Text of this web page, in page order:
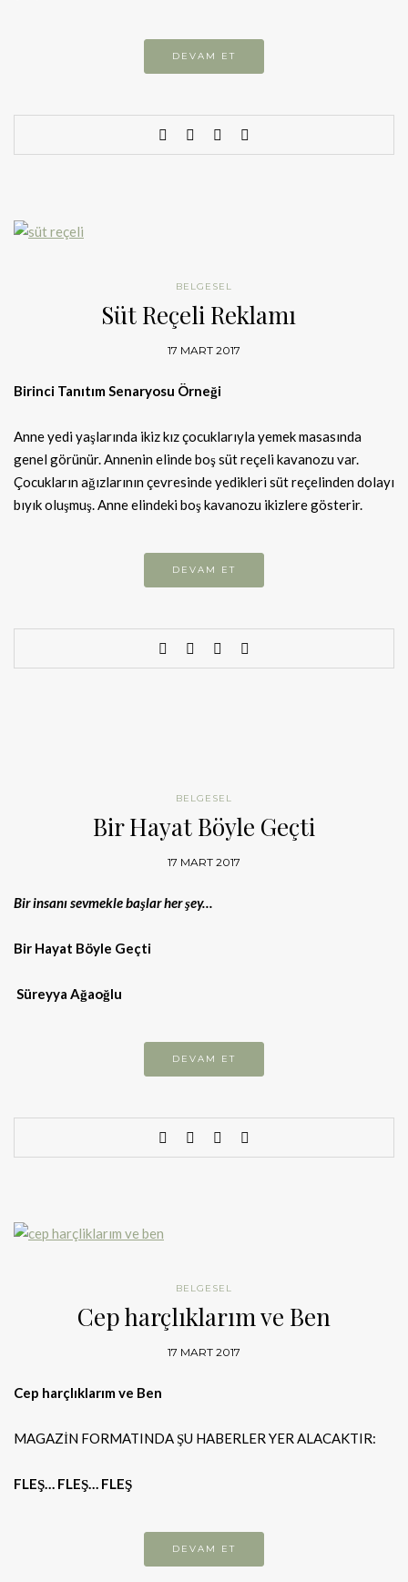
DEVAM ET
BELGESEL
Süt Reçeli Reklamı
17 MART 2017
Birinci Tanıtım Senaryosu Örneği
Anne yedi yaşlarında ikiz kız çocuklarıyla yemek masasında
genel görünür. Annenin elinde boş süt reçeli kavanozu var.
Çocukların ağızlarının çevresinde yedikleri süt reçelinden dolayı
bıyık oluşmuş. Anne elindeki boş kavanozu ikizlere gösterir.
DEVAM ET
BELGESEL
Bir Hayat Böyle Geçti
17 MART 2017
Bir insanı sevmekle başlar her şey…
Bir Hayat Böyle Geçti
Süreyya Ağaoğlu
DEVAM ET
BELGESEL
Cep harçlıklarım ve Ben
17 MART 2017
Cep harçlıklarım ve Ben
MAGAZİN FORMATINDA ŞU HABERLER YER ALACAKTIR:
FLEŞ… FLEŞ… FLEŞ
DEVAM ET